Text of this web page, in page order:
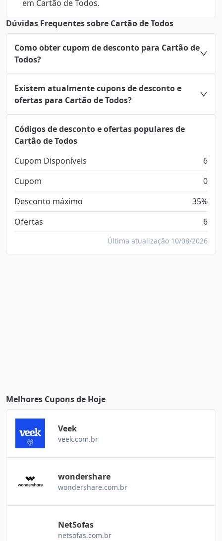
em Cartão de Todos.
Dúvidas Frequentes sobre Cartão de Todos
Como obter cupom de desconto para Cartão de
Todos?
Existem atualmente cupons de desconto e
ofertas para Cartão de Todos?
Códigos de desconto e ofertas populares de
Cartão de Todos
Cupom Disponíveis
6
Cupom
0
Desconto máximo
35%
Ofertas
6
Última atualização 10/08/2026
Melhores Cupons de Hoje
Veek
veek.com.br
wondershare
wondershare.com.br
NetSofas
netsofas.com.br